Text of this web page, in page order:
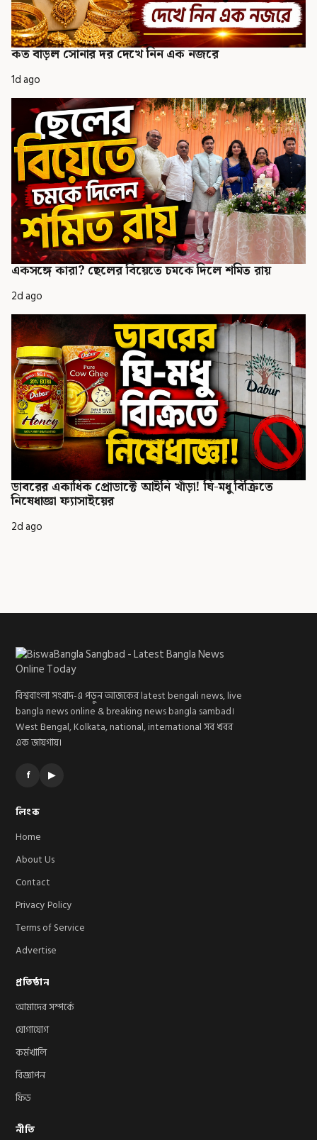
কত বাড়ল সোনার দর দেখে নিন এক নজরে
1d ago
একসঙ্গে কারা? ছেলের বিয়েতে চমকে দিলে শমিত রায়
2d ago
ডাবরের একাধিক প্রোডাক্টে আইনি খাঁড়া! ঘি-মধু বিক্রিতে
নিষেধাজ্ঞা ফ্যাসাইয়ের
2d ago
বিশ্ববাংলা সংবাদ-এ পড়ুন আজকের latest bengali news, live
bangla news online & breaking news bangla sambad।
West Bengal, Kolkata, national, international সব খবর
এক জায়গায়।
f ▶
লিংক
Home
About Us
Contact
Privacy Policy
Terms of Service
Advertise
প্রতিষ্ঠান
আমাদের সম্পর্কে
যোগাযোগ
কর্মখালি
বিজ্ঞাপন
ফিড
নীতি